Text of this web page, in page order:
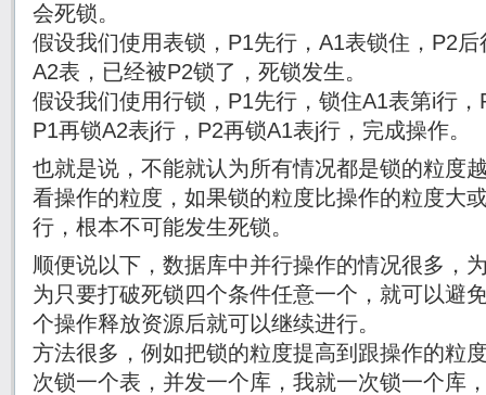
会死锁。
假设我们使用表锁，P1先行，A1表锁住，P2
A2表，已经被P2锁了，死锁发生。
假设我们使用行锁，P1先行，锁住A1表第i行
P1再锁A2表j行，P2再锁A1表j行，完成操作。
也就是说，不能就认为所有情况都是锁的粒度
看操作的粒度，如果锁的粒度比操作的粒度大
行，根本不可能发生死锁。
顺便说以下，数据库中并行操作的情况很多，
为只要打破死锁四个条件任意一个，就可以避
个操作释放资源后就可以继续进行。
方法很多，例如把锁的粒度提高到跟操作的粒
次锁一个表，并发一个库，我就一次锁一个库